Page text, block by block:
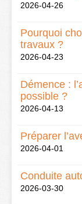
2026-04-26
Pourquoi
travaux ?
2026-04-23
Démence :
possible ?
2026-04-13
Préparer
2026-04-01
Conduite
2026-03-30